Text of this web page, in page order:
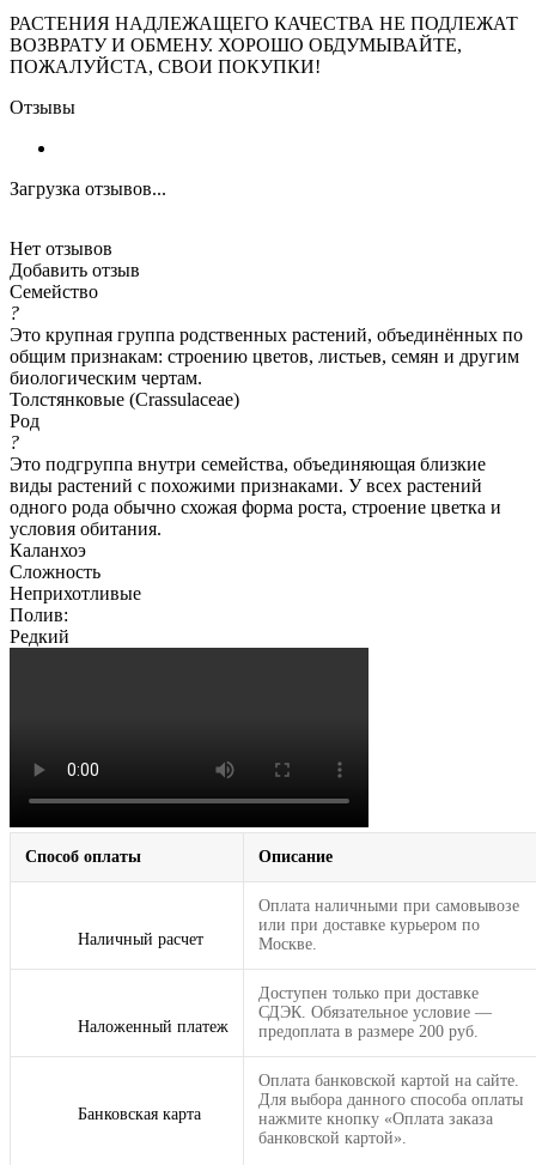
РАСТЕНИЯ НАДЛЕЖАЩЕГО КАЧЕСТВА НЕ ПОДЛЕЖАТ
ВОЗВРАТУ И ОБМЕНУ. ХОРОШО ОБДУМЫВАЙТЕ,
ПОЖАЛУЙСТА, СВОИ ПОКУПКИ!
Отзывы
Загрузка отзывов...
Нет отзывов
Добавить отзыв
Семейство
?
Это крупная группа родственных растений, объединённых по
общим признакам: строению цветов, листьев, семян и другим
биологическим чертам.
Толстянковые (Crassulaceae)
Род
?
Это подгруппа внутри семейства, объединяющая близкие
виды растений с похожими признаками. У всех растений
одного рода обычно схожая форма роста, строение цветка и
условия обитания.
Каланхоэ
Сложность
Неприхотливые
Полив:
Редкий
Способ оплаты Описание
Наличный расчет
Оплата наличными при самовывозе
или при доставке курьером по
Москве.
Наложенный платеж
Доступен только при доставке
СДЭК. Обязательное условие —
предоплата в размере 200 руб.
Банковская карта
Оплата банковской картой на сайте.
Для выбора данного способа оплаты
нажмите кнопку «Оплата заказа
банковской картой».